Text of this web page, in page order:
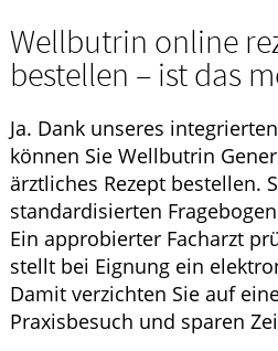
Wellbutrin online
bestellen – ist das
Ja. Dank unseres
können Sie Wellbutrin
ärztliches Rezept bestellen.
standardisierten
Ein approbierter Facharzt
stellt bei Eignung ein
Damit verzichten Sie auf
Praxisbesuch und sparen